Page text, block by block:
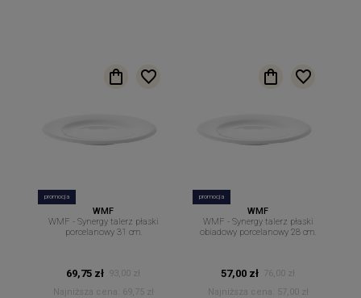
promocja
WMF
WMF - Synergy talerz płaski
porcelanowy 31 cm.
69,75 zł 93,00 zł
Najniższa cena:
69,75 zł
promocja
WMF
WMF - Synergy talerz płaski
obiadowy porcelanowy 28 cm.
57,00 zł
76,00 zł
Najniższa cena:
57,00 zł